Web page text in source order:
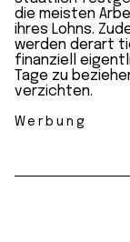
die meisten
ihres Lohns.
werden derart
finanziell
Tage zu
verzichten.
Werbung